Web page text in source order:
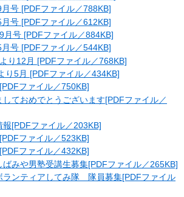
号 [PDFファイル／788KB]
号 [PDFファイル／612KB]
月号 [PDFファイル／884KB]
号 [PDFファイル／544KB]
り12月 [PDFファイル／768KB]
り5月 [PDFファイル／434KB]
ファイル／750KB]
しておめでとうございます[PDFファイル／
報[PDFファイル／203KB]
ファイル／523KB]
ファイル／432KB]
ばみや男塾受講生募集[PDFファイル／265KB]
ランティアしてみ隊 隊員募集[PDFファイル